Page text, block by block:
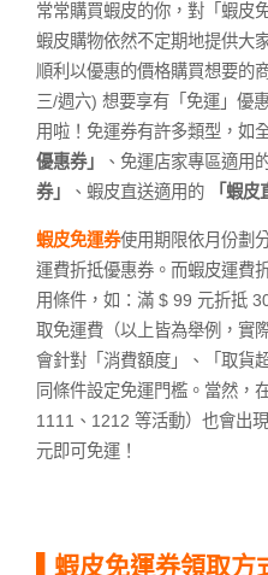
常常購買蝦皮的你，對「蝦皮
蝦皮購物依然不定期地提供大
順利以優惠的價格購買想要的
三/週六) 想要享有「免運」優
用啦！免運券有許多類型，如
優惠券」
、免運店家專區適用
券」
、蝦皮直送適用的 「蝦
蝦皮免運券使用期限依月份劃
運費折抵優惠券。而蝦皮運費
用條件，如：滿 $ 99 元折抵
取免運費（以上皆為舉例，實
會針對「消費額度」、「取貨
同條件設定免運門檻。當然，
1111、1212 等活動）也會出
元即可免運！
▌蝦皮免運券領取方